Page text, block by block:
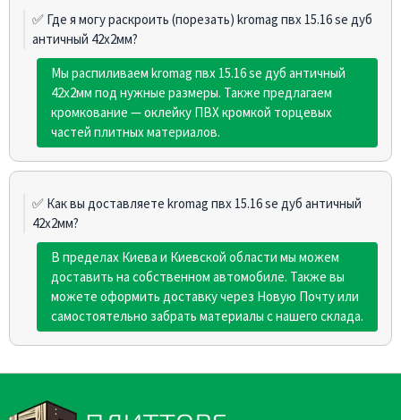
✅ Где я могу раскроить (порезать) kromag пвх 15.16 sе дуб
античный 42х2мм?
Мы распиливаем kromag пвх 15.16 sе дуб античный
42х2мм под нужные размеры. Также предлагаем
кромкование — оклейку ПВХ кромкой торцевых
частей плитных материалов.
✅ Как вы доставляете kromag пвх 15.16 sе дуб античный
42х2мм?
В пределах Киева и Киевской области мы можем
доставить на собственном автомобиле. Также вы
можете оформить доставку через Новую Почту или
самостоятельно забрать материалы с нашего склада.